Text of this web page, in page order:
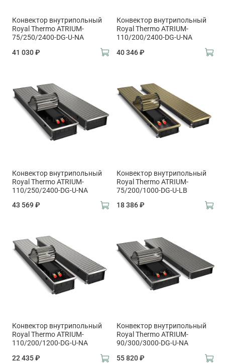
Конвектор внутрипольный
Royal Thermo ATRIUM-
75/250/2400-DG-U-NA
41 030 ₽
Конвектор внутрипольный
Royal Thermo ATRIUM-
110/200/2400-DG-U-NA
40 346 ₽
Конвектор внутрипольный
Royal Thermo ATRIUM-
110/250/2400-DG-U-NA
43 569 ₽
Конвектор внутрипольный
Royal Thermo ATRIUM-
75/200/1000-DG-U-LB
18 386 ₽
Конвектор внутрипольный
Royal Thermo ATRIUM-
110/200/1200-DG-U-NA
22 435 ₽
Конвектор внутрипольный
Royal Thermo ATRIUM-
90/300/3000-DG-U-NA
55 820 ₽